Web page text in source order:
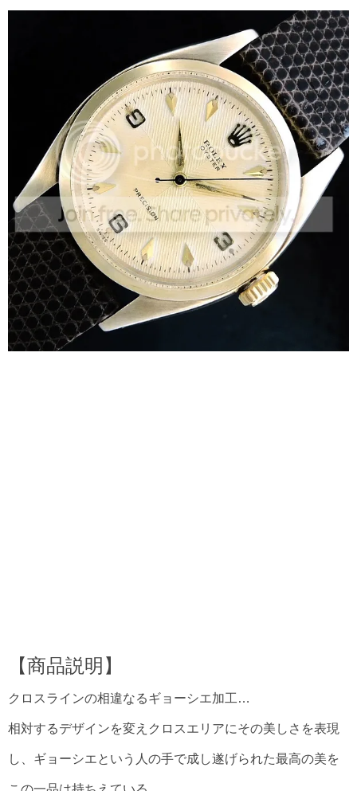
【商品説明】
クロスラインの相違なるギョーシエ加工…
相対するデザインを変えクロスエリアにその美しさを表現
し、ギョーシエという人の手で成し遂げられた最高の美を